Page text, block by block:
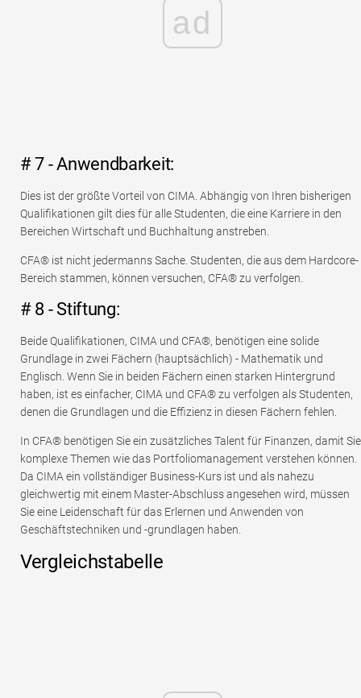
ad
# 7 - Anwendbarkeit:
Dies ist der größte Vorteil von CIMA. Abhängig von Ihren bisherigen
Qualifikationen gilt dies für alle Studenten, die eine Karriere in den
Bereichen Wirtschaft und Buchhaltung anstreben.
CFA® ist nicht jedermanns Sache. Studenten, die aus dem Hardcore-
Bereich stammen, können versuchen, CFA® zu verfolgen.
# 8 - Stiftung:
Beide Qualifikationen, CIMA und CFA®, benötigen eine solide
Grundlage in zwei Fächern (hauptsächlich) - Mathematik und
Englisch. Wenn Sie in beiden Fächern einen starken Hintergrund
haben, ist es einfacher, CIMA und CFA® zu verfolgen als Studenten,
denen die Grundlagen und die Effizienz in diesen Fächern fehlen.
In CFA® benötigen Sie ein zusätzliches Talent für Finanzen, damit Sie
komplexe Themen wie das Portfoliomanagement verstehen können.
Da CIMA ein vollständiger Business-Kurs ist und als nahezu
gleichwertig mit einem Master-Abschluss angesehen wird, müssen
Sie eine Leidenschaft für das Erlernen und Anwenden von
Geschäftstechniken und -grundlagen haben.
Vergleichstabelle